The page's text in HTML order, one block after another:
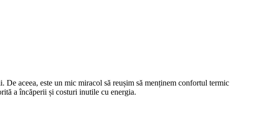
aceea, este un mic miracol să reușim să menținem confortul termic
a încăperii și costuri inutile cu energia.